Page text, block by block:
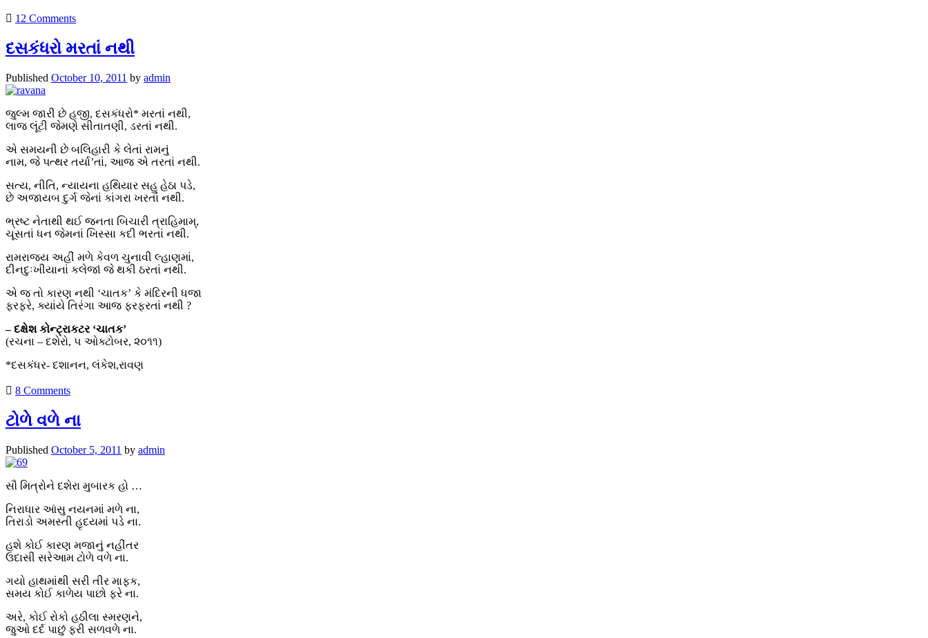
12 Comments
દસકંધરો મરતાં નથી
Published October 10, 2011 by admin
જુલ્મ જારી છે હજી, દસકંધરો* મરતાં નથી,
લાજ લૂંટી જેમણે સીતાતણી, ડરતાં નથી.
એ સમયની છે બલિહારી કે લેતાં રામનું
નામ, જે પત્થર તર્યા’તાં, આજ એ તરતાં નથી.
સત્ય, નીતિ, ન્યાયના હથિયાર સહુ હેઠા પડે,
છે અજાયબ દુર્ગ જેનાં કાંગરા ખરતાં નથી.
ભ્રષ્ટ નેતાથી થઈ જનતા બિચારી ત્રાહિમામ્,
ચૂસતાં ધન જેમનાં ખિસ્સા કદી ભરતાં નથી.
રામરાજ્ય અહીં મળે કેવળ ચુનાવી લ્હાણમાં,
દીનદુઃખીયાનાં કલેજાં જે થકી ઠરતાં નથી.
એ જ તો કારણ નથી ‘ચાતક’ કે મંદિરની ધજા
ફરફરે, ક્યાંયે તિરંગા આજ ફરફરતાં નથી ?
– દક્ષેશ કોન્ટ્રાકટર ‘ચાતક’
(રચના – દશેરો, ૫ ઓક્ટોબર, ૨૦૧૧)
*દસકંધર- દશાનન, લંકેશ,રાવણ
8 Comments
ટોળે વળે ના
Published October 5, 2011 by admin
સૌ મિત્રોને દશેરા મુબારક હો …
નિરાધાર આંસુ નયનમાં મળે ના,
તિરાડો અમસ્તી હૃદયમાં પડે ના.
હશે કોઈ કારણ મજાનું નહીંતર
ઉદાસી સરેઆમ ટોળે વળે ના.
ગયો હાથમાંથી સરી તીર માફક,
સમય કોઈ કાળેય પાછો ફરે ના.
અરે, કોઈ રોકો હઠીલા સ્મરણને,
જુઓ દર્દ પાછું ફરી સળવળે ના.